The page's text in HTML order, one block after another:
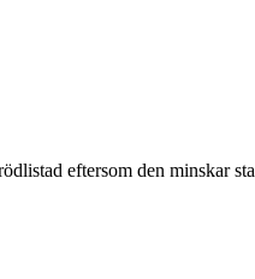
eftersom den minskar